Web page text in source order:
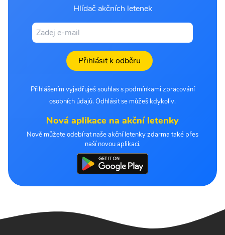
Hlídač akčních letenek
Přihlásit k odběru
Přihlášením vyjadřuješ souhlas s podmínkami zpracování
osobních údajů. Odhlásit se můžeš kdykoliv.
Nová aplikace na akční letenky
Nově můžete odebírat naše akční letenky zdarma také přes
naší novou aplikaci.